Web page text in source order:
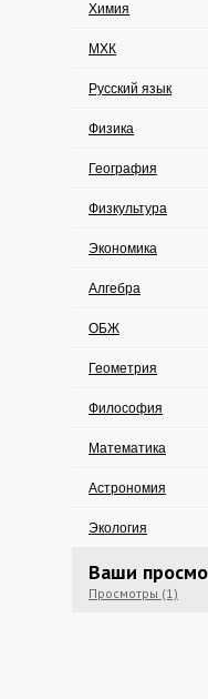
Химия
МХК
Русский язык
Физика
География
Физкультура
Экономика
Алгебра
ОБЖ
Геометрия
Философия
Математика
Астрономия
Экология
Ваши
Просмотры (1)